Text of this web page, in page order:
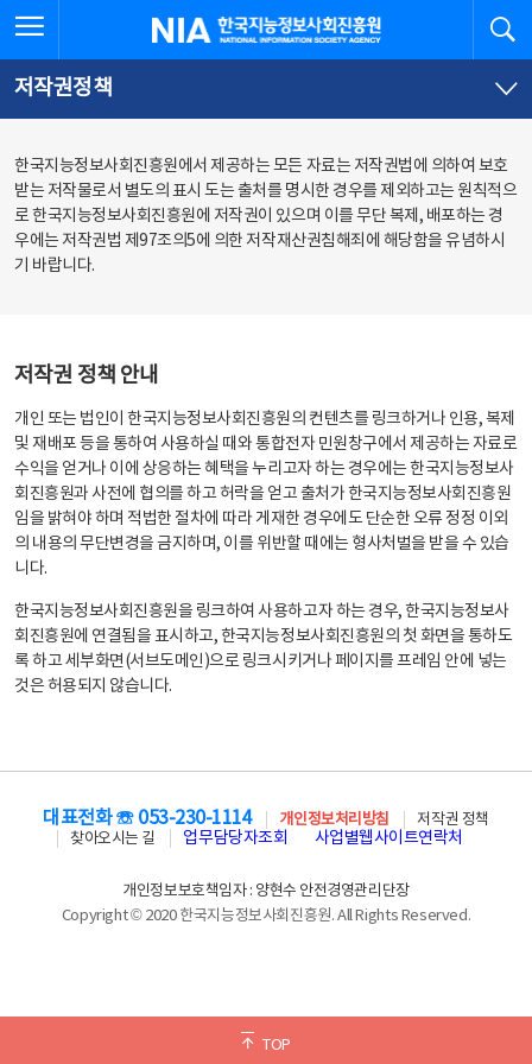
문
로
가
체
뉴
바
가
한국지능정보사회진흥원
저작권정책
한국지능정보사회진흥원에서 제공하는 모든 자료는 저작권법에 의하여 보호
받는 저작물로서 별도의 표시 도는 출처를 명시한 경우를 제외하고는 원칙적으
로 한국지능정보사회진흥원에 저작권이 있으며 이를 무단 복제, 배포하는 경
우에는 저작권법 제97조의5에 의한 저작재산권침해죄에 해당함을 유념하시
기 바랍니다.
저작권 정책 안내
개인 또는 법인이 한국지능정보사회진흥원의 컨텐츠를 링크하거나 인용, 복제
및 재배포 등을 통하여 사용하실 때와 통합전자 민원창구에서 제공하는 자료로
수익을 얻거나 이에 상응하는 혜택을 누리고자 하는 경우에는 한국지능정보사
회진흥원과 사전에 협의를 하고 허락을 얻고 출처가 한국지능정보사회진흥원
임을 밝혀야 하며 적법한 절차에 따라 게재한 경우에도 단순한 오류 정정 이외
의 내용의 무단변경을 금지하며, 이를 위반할 때에는 형사처벌을 받을 수 있습
니다.
한국지능정보사회진흥원을 링크하여 사용하고자 하는 경우, 한국지능정보사
회진흥원에 연결됨을 표시하고, 한국지능정보사회진흥원의 첫 화면을 통하도
록 하고 세부화면(서브도메인)으로 링크시키거나 페이지를 프레임 안에 넣는
것은 허용되지 않습니다.
TOP
대표전화 ☏ 053-230-1114 개인정보처리방침
저작권 정책
찾아오시는 길
업무담당자조회 사업별웹사이트연락처
개인정보보호책임자 : 양현수 안전경영관리단장
Copyright © 2020 한국지능정보사회진흥원. All Rights Reserved.